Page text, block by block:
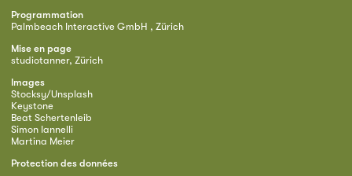
Programmation
Palmbeach Interactive GmbH , Zürich
Mise en page
studiotanner, Zürich
Images
Stocksy/Unsplash
Keystone
Beat Schertenleib
Simon Iannelli
Martina Meier
Protection des données